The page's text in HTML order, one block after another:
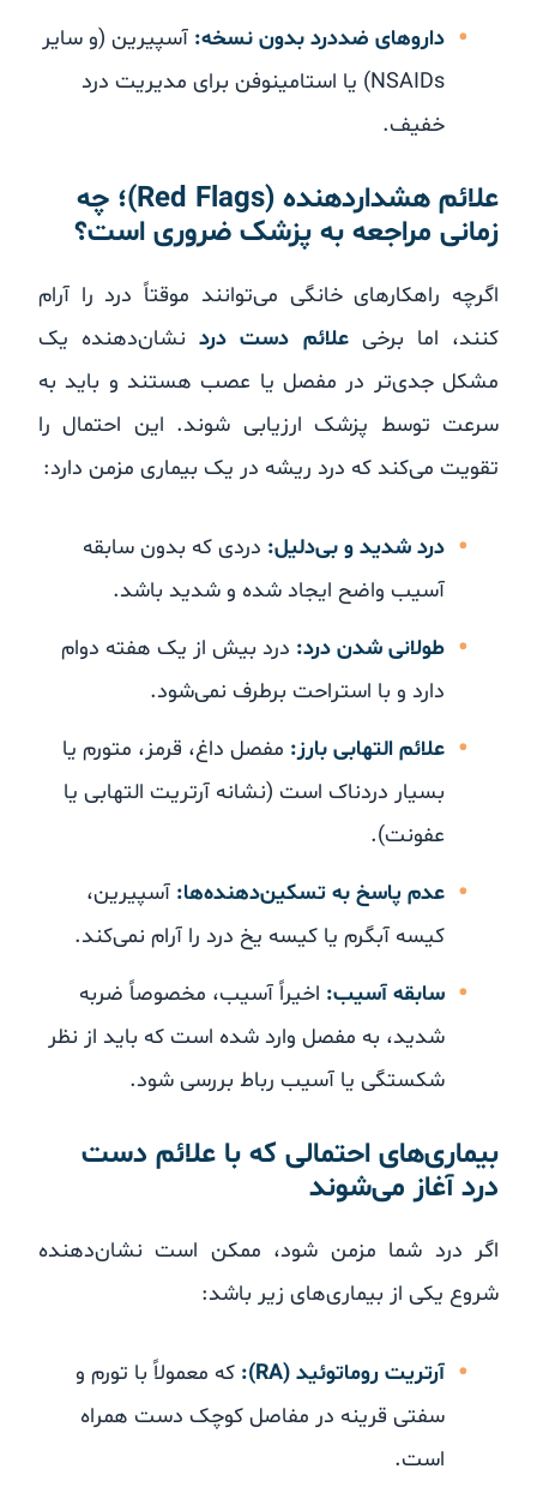
داروهای ضددرد بدون نسخه:آسپیرین (و سایر
NSAIDs) یا استامینوفن برای مدیریت درد
خفیف.
علائم هشداردهنده (Red Flags)؛ چه
زمانی مراجعه به پزشک ضروری است؟
اگرچه راهکارهای خانگی می‌توانند موقتاً درد را آرام
کنند، اما برخیعلائم دست دردنشان‌دهنده یک
مشکل جدی‌تر در مفصل یا عصب هستند و باید به
سرعت توسط پزشک ارزیابی شوند. این احتمال را
تقویت می‌کند که درد ریشه در یک بیماری مزمن دارد:
درد شدید و بی‌دلیل:دردی که بدون سابقه
آسیب واضح ایجاد شده و شدید باشد.
طولانی شدن درد:درد بیش از یک هفته دوام
دارد و با استراحت برطرف نمی‌شود.
علائم التهابی بارز:مفصل داغ، قرمز، متورم یا
بسیار دردناک است (نشانه‌ آرتریت التهابی یا
عفونت).
عدم پاسخ به تسکین‌دهنده‌ها:آسپیرین،
کیسه آبگرم یا کیسه یخ درد را آرام نمی‌کند.
سابقه آسیب:اخیراً آسیب، مخصوصاً ضربه
شدید، به مفصل وارد شده است که باید از نظر
شکستگی یا آسیب رباط بررسی شود.
بیماری‌های احتمالی که با علائم دست
درد آغاز می‌شوند
اگر درد شما مزمن شود، ممکن است نشان‌دهنده
شروع یکی از بیماری‌های زیر باشد:
آرتریت روماتوئید (RA):
که معمولاً با تورم و
سفتی قرینه در مفاصل کوچک دست همراه
است.